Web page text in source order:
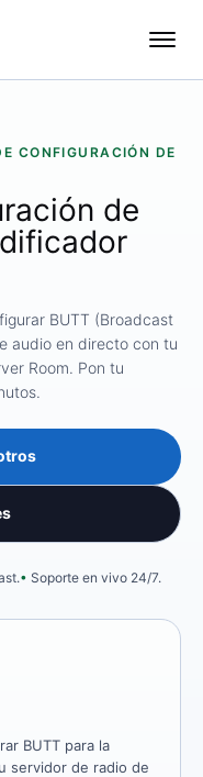
CONFIGURACIÓN DE
de
BUTT (Broadcast
audio en directo con tu
Room. Pon tu
Soporte en vivo 24/7.
BUTT para la
servidor de radio de